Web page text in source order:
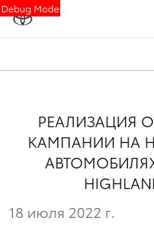
Debug Mode
РЕАЛИЗАЦИЯ
КАМПАНИИ НА
АВТОМОБИЛЯХ
18 июля 2022 г.